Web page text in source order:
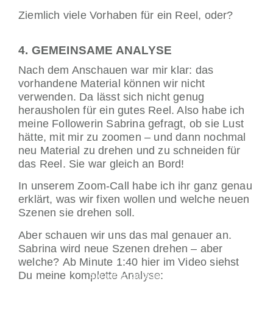
Ziemlich viele Vorhaben für ein Reel, oder?
4. GEMEINSAME ANALYSE
Nach dem Anschauen war mir klar: das
vorhandene Material können wir nicht
verwenden. Da lässt sich nicht genug
herausholen für ein gutes Reel. Also habe ich
meine Followerin Sabrina gefragt, ob sie Lust
hätte, mit mir zu zoomen – und dann nochmal
neu Material zu drehen und zu schneiden für
das Reel. Sie war gleich an Bord!
In unserem Zoom-Call habe ich ihr ganz genau
erklärt, was wir fixen wollen und welche neuen
Szenen sie drehen soll.
Aber schauen wir uns das mal genauer an.
Sabrina wird neue Szenen drehen – aber
welche? Ab Minute 1:40 hier im Video siehst
Du meine komplette Analyse:
Sie sehen gerade einen